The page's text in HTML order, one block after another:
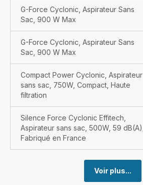
G-Force Cyclonic, Aspirateur Sans
Sac, 900 W Max
G-Force Cyclonic, Aspirateur Sans
Sac, 900 W Max
Compact Power Cyclonic, Aspirateur
sans sac, 750W, Compact, Haute
filtration
Silence Force Cyclonic Effitech,
Aspirateur sans sac, 500W, 59 dB(A),
Fabriqué en France
Voir plus...